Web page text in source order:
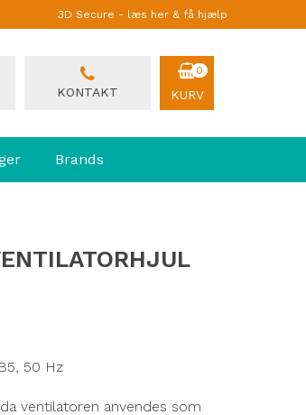
3D Secure - læs her & få hjælp
KONTAKT
0
KURV
Brands
50 Hz
ventilatoren anvendes som